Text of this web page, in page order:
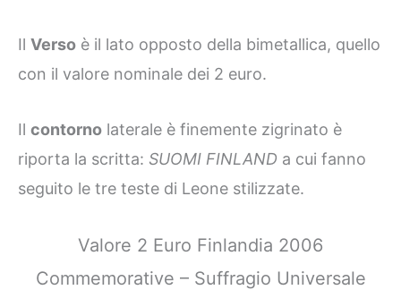
Il Verso è il lato opposto della bimetallica, quello
con il valore nominale dei 2 euro.
Il contorno laterale è finemente zigrinato è
riporta la scritta: SUOMI FINLAND a cui fanno
seguito le tre teste di Leone stilizzate.
Valore 2 Euro Finlandia 2006
Commemorative – Suffragio Universale